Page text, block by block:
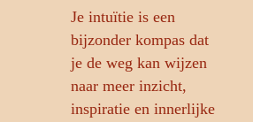
Je intuïtie is een
bijzonder kompas dat
je de weg kan wijzen
naar meer inzicht,
inspiratie en innerlijke